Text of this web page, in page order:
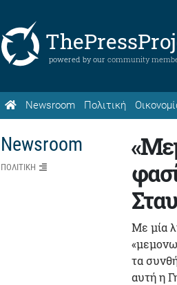
powered by our community
Newsroom Πολιτική
Newsroom
ΠΟΛΙΤΙΚΗ
Με μία
τα
αυτή η